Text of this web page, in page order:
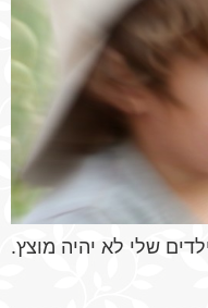
שלי לא יהיה מוצץ.